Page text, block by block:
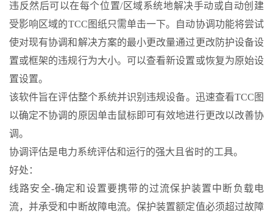
违反然后可以在每个位置/区域系统地解决手动或自动创建
受影响区域的TCC图纸只需单击一下。自动协调功能将尝试
使对现有协调和解决方案的最小更改量通过更改防护设备设
置或框架的违规行为大小。可以查看新设置或恢复为原始设
置设置。
该软件旨在评估整个系统并识别违规设备。迅速查看TCC图
以确定不协调的原因单击鼠标即可有效地进行更改以改善协
调。
协调评估是电力系统评估和运行的强大且省时的工具。
好处：
线路安全-确定和设置要携带的过流保护装置中断负载电
流，并承受和中断故障电流。保护装置额定值必须超过故障